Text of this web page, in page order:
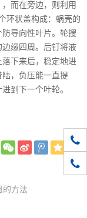
而在旁边，则利用
环状盖构成：蜗壳的
导向性叶片。轮搜
缘四周。后钉将液
下来后，稳定地进
，负压能一直提
到下一个叶轮。
的方法